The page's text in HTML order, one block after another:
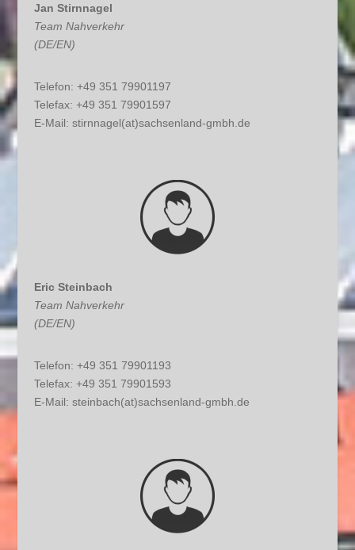
Jan Stirnnagel
Team Nahverkehr
(DE/EN)
Telefon: +49 351 79901197
Telefax: +49 351 79901597
E-Mail: stirnnagel(at)sachsenland-gmbh.de
Eric Steinbach
Team Nahverkehr
(DE/EN)
Telefon: +49 351 79901193
Telefax: +49 351 79901593
E-Mail: steinbach(at)sachsenland-gmbh.de